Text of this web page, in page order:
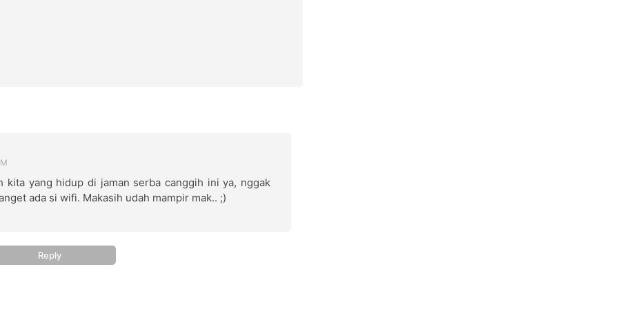
kita yang hidup di jaman serba canggih ini ya, nggak
ada si wifi. Makasih udah mampir mak.. ;)
Reply